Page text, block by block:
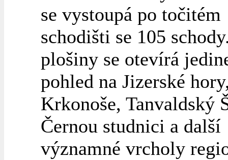
se vystoupá po točitém
schodišti se 105
plošiny se otevírá
pohled na Jizerské
Krkonoše, Tanvaldský
Černou studnici a další
významné vrcholy